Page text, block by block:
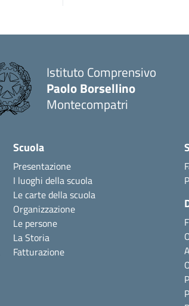
Istituto Comprensivo
Paolo Borsellino
Montecompatri
Scuola
Presentazione
I luoghi della scuola
Le carte della scuola
Organizzazione
Le persone
La Storia
Fatturazione